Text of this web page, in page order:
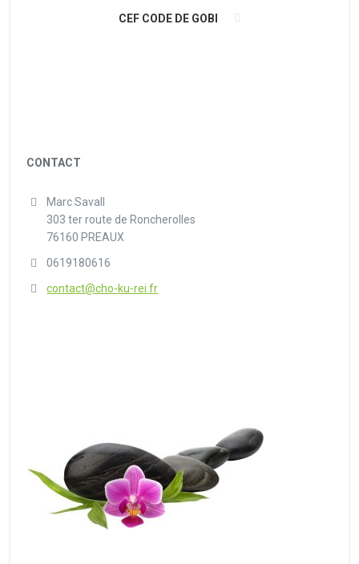
CEF CODE DE GOBI
CONTACT
Marc Savall
303 ter route de Roncherolles
76160 PREAUX
0619180616
contact@cho-ku-rei.fr